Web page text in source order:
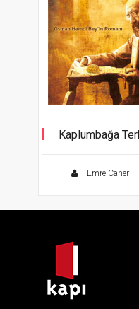
Kaplumbağa
Emre Caner